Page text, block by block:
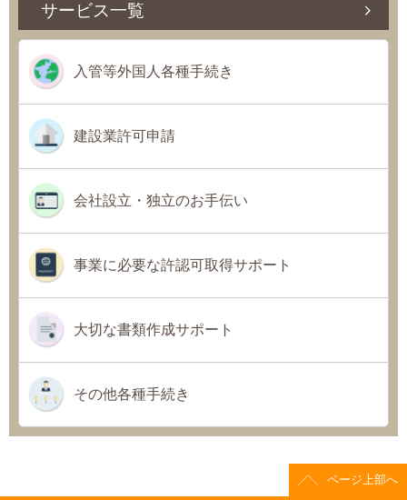
サービス一覧
入管等外国人各種手続き
建設業許可申請
会社設立・独立のお手伝い
事業に必要な許認可取得サポート
大切な書類作成サポート
その他各種手続き
ページ上部へ